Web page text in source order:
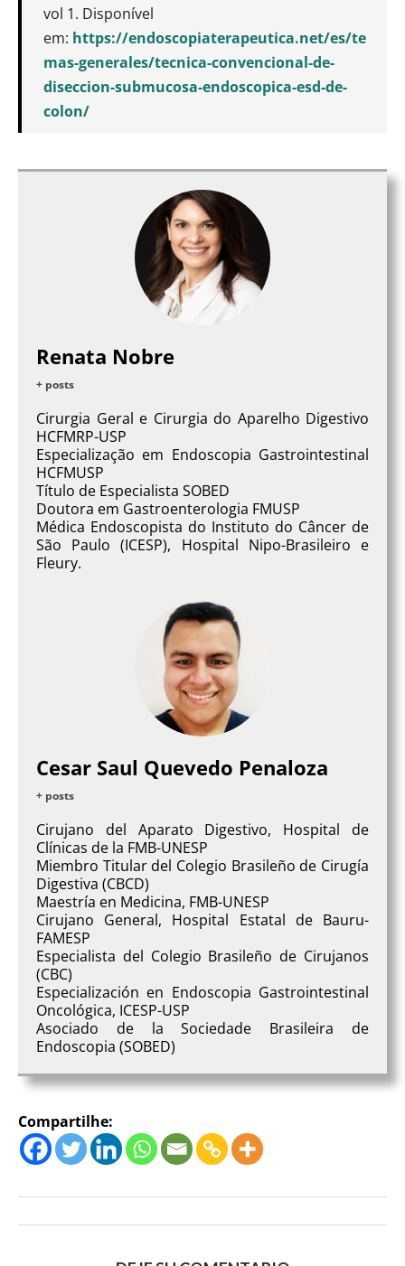
vol 1. Disponível
em: https://endoscopiaterapeutica.net/es/te
mas-generales/tecnica-convencional-de-
diseccion-submucosa-endoscopica-esd-de-
colon/
Renata Nobre
+ posts
Cirurgia Geral e Cirurgia do Aparelho Digestivo
HCFMRP-USP
Especialização em Endoscopia Gastrointestinal
HCFMUSP
Título de Especialista SOBED
Doutora em Gastroenterologia FMUSP
Médica Endoscopista do Instituto do Câncer de
São Paulo (ICESP), Hospital Nipo-Brasileiro e
Fleury.
Cesar Saul Quevedo Penaloza
+ posts
Cirujano del Aparato Digestivo, Hospital de
Clínicas de la FMB-UNESP
Miembro Titular del Colegio Brasileño de Cirugía
Digestiva (CBCD)
Maestría en Medicina, FMB-UNESP
Cirujano General, Hospital Estatal de Bauru-
FAMESP
Especialista del Colegio Brasileño de Cirujanos
(CBC)
Especialización en Endoscopia Gastrointestinal
Oncológica, ICESP-USP
Asociado de la Sociedade Brasileira de
Endoscopia (SOBED)
Compartilhe: